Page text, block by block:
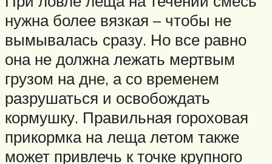
нужна более вязкая – чтобы не
вымывалась сразу. Но все равно
она не должна лежать мертвым
грузом на дне, а со временем
разрушаться и освобождать
кормушку. Правильная гороховая
прикормка на леща летом также
может привлечь к точке крупного